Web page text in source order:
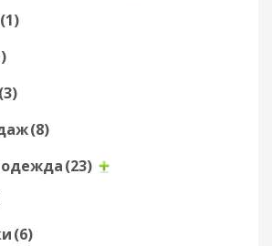
(1)
(3)
(8)
одежда(23)
(6)